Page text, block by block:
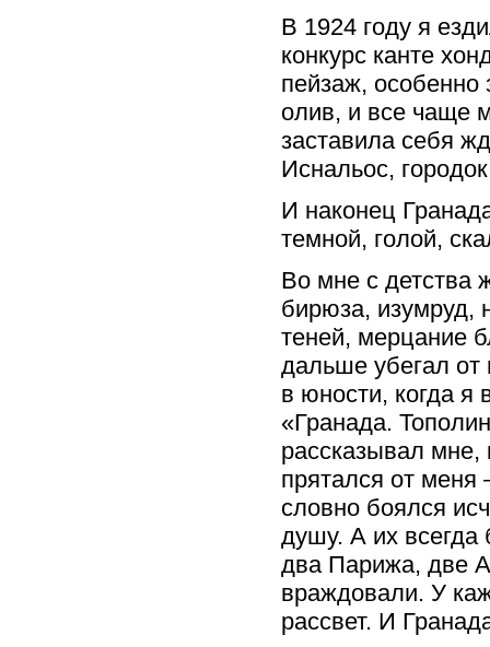
В 1924 году я
конкурс канте
пейзаж,
олив, и все чаще
заставила себя
Иснальос,
И наконец
темной, голой,
Во мне с детства
бирюза, изумруд,
теней, мерцание
дальше убегал от
в юности, когда я
«Гранада.
рассказывал мне,
прятался от меня
словно боялся
душу. А их
два Парижа, две
враждовали. У
рассвет. И